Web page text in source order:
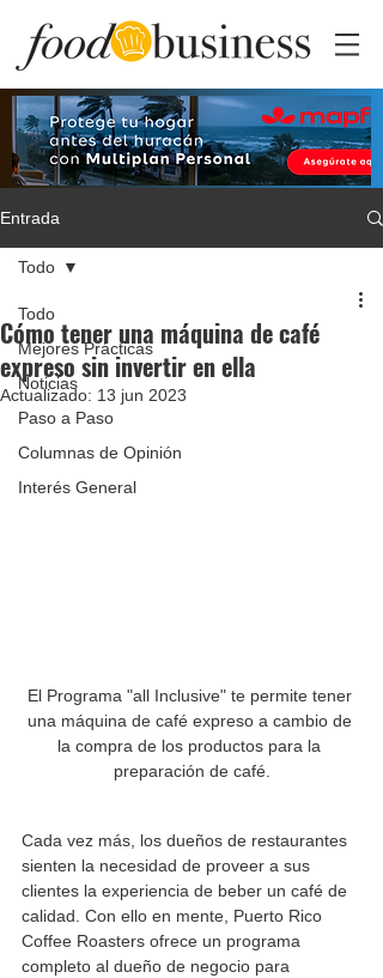
Entrada
Todo
Mejores Prácticas
Noticias
Paso a Paso
Columnas de Opinión
Interés General
Todo
Cómo tener una máquina de café
expreso sin invertir en ella
Actualizado: 13 jun 2023
El Programa "all Inclusive" te permite tener
una máquina de café expreso a cambio de
la compra de los productos para la
preparación de café.
Cada vez más, los dueños de restaurantes
sienten la necesidad de proveer a sus
clientes la experiencia de beber un café de
calidad. Con ello en mente, Puerto Rico
Coffee Roasters ofrece un programa
completo al dueño de negocio para